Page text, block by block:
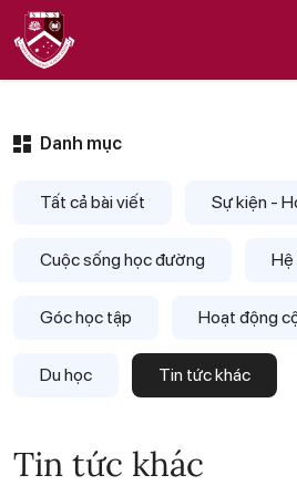
Danh mục
Tất cả bài viết Sự kiện -
Cuộc sống học đường Hệ
Góc học tập Hoạt động
Du học Tin tức khác
Tin tức khác